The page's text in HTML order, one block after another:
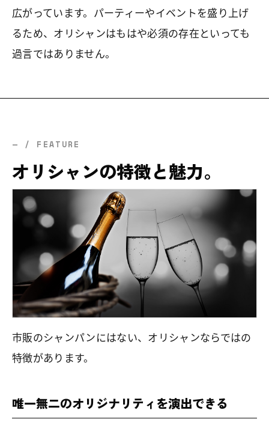
広がっています。パーティーやイベントを盛り上げ
るため、オリシャンはもはや必須の存在といっても
過言ではありません。
— / FEATURE
オリシャンの特徴と魅力。
市販のシャンパンにはない、オリシャンならではの
特徴があります。
唯一無二のオリジナリティを演出できる